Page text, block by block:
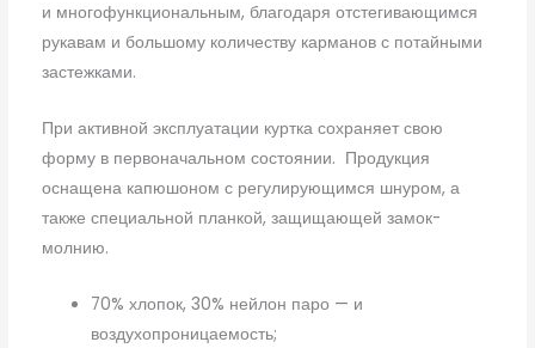
и многофункциональным, благодаря отстегивающимся
рукавам и большому количеству карманов с потайными
застежками.
При активной эксплуатации куртка сохраняет свою
форму в первоначальном состоянии. Продукция
оснащена капюшоном с регулирующимся шнуром, а
также специальной планкой, защищающей замок-
молнию.
70% хлопок, 30% нейлон паро — и
воздухопроницаемость;